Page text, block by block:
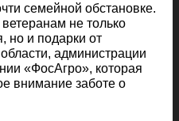
семейной обстановке.
не только
но и подарки от
администрации
«ФосАгро», которая
внимание заботе о